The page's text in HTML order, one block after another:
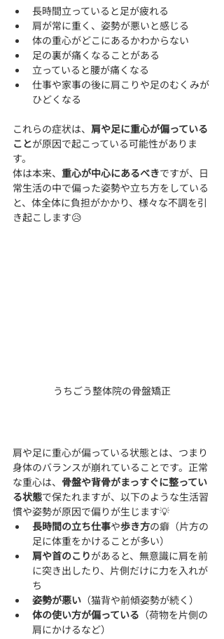
長時間立っていると足が疲れる
肩が常に重く、姿勢が悪いと感じる
体の重心がどこにあるかわからない
足の裏が痛くなることがある
立っていると腰が痛くなる
仕事や家事の後に肩こりや足のむくみが
ひどくなる
これらの症状は、 肩や足に重心が偏っている
ことが原因で起こっている可能性がありま
す。
体は本来、 重心が中心にあるべきですが、日
常生活の中で偏った姿勢や立ち方をしている
と、体全体に負担がかかり、様々な不調を引
き起こします😥
うちごう整体院の骨盤矯正
肩や足に重心が偏っている状態とは、つまり
身体のバランスが崩れていることです。正常
な重心は、 骨盤や背骨がまっすぐに整ってい
る状態で保たれますが、以下のような生活習
慣や姿勢が原因で偏りが生じます💡
長時間の立ち仕事や歩き方の癖（片方の
足に体重をかけることが多い）
肩や首のこりがあると、無意識に肩を前
に突き出したり、片側だけに力を入れが
ち
姿勢が悪い （猫背や前傾姿勢が続く）
体の使い方が偏っている （荷物を片側の
肩にかけるなど）